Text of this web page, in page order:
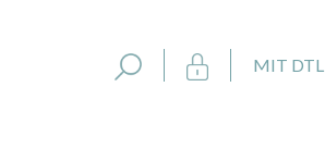
MIT DTL